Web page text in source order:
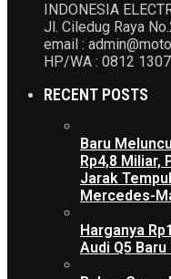
INDONESIA
Jl. Ciledug Raya
email :
HP/WA : 0812
RECENT POSTS
Baru
Rp4,8 Miliar,
Jarak
Mercedes-
Harganya
Audi Q5